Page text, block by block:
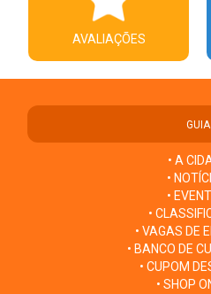
AVALIAÇÕES
GUIA
• A
•
•
•
• VAGAS DE
• BANCO DE
• CUPOM
• SHOP